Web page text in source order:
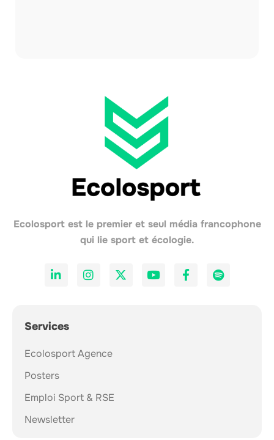
Ecolosport est le premier et seul média francophone
qui lie sport et écologie.
Services
Ecolosport Agence
Posters
Emploi Sport & RSE
Newsletter